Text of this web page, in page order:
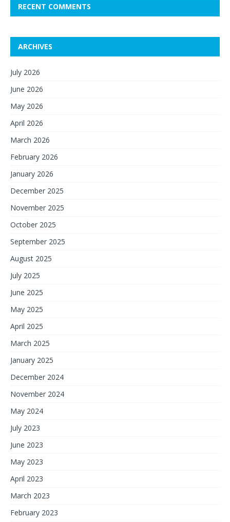
RECENT COMMENTS
ARCHIVES
July 2026
June 2026
May 2026
April 2026
March 2026
February 2026
January 2026
December 2025
November 2025
October 2025
September 2025
August 2025
July 2025
June 2025
May 2025
April 2025
March 2025
January 2025
December 2024
November 2024
May 2024
July 2023
June 2023
May 2023
April 2023
March 2023
February 2023